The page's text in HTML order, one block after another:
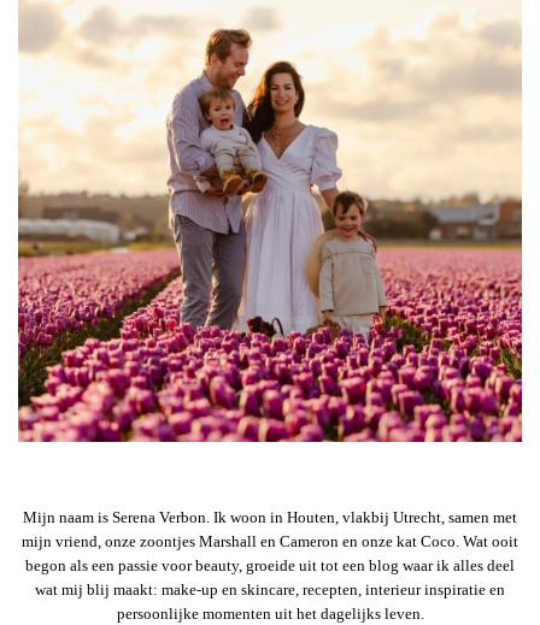
Mijn naam is Serena Verbon. Ik woon in Houten, vlakbij Utrecht, samen met
mijn vriend, onze zoontjes Marshall en Cameron en onze kat Coco. Wat ooit
begon als een passie voor beauty, groeide uit tot een blog waar ik alles deel
wat mij blij maakt: make-up en skincare, recepten, interieur inspiratie en
persoonlijke momenten uit het dagelijks leven.